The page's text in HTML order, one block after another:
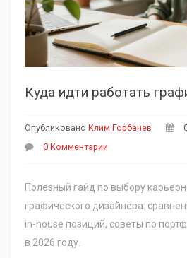
Опубликовано Клим Горбачев
0 Комментарии
Полезный гайд по выбору
графического дизайнера:
in-house позиций, советы по
в 2026 году.